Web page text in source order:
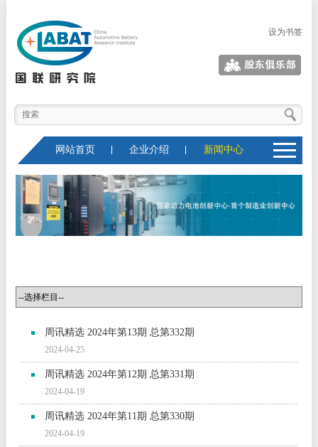
设为书签
股东俱乐部
网站首页 企业介绍 新闻中心
周讯精选 2024年第13期 总第332期
2024-04-25
周讯精选 2024年第12期 总第331期
2024-04-19
周讯精选 2024年第11期 总第330期
2024-04-19